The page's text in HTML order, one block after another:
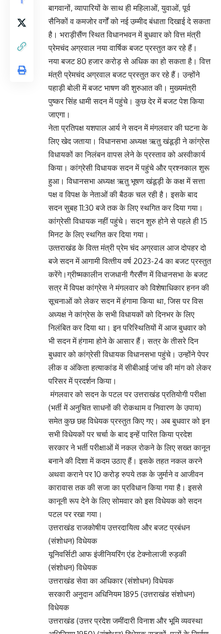
बागवानों, व्यापारियों के साथ ही महिलाओं, युवाओं, पूर्व
सैनिकों व कमजोर वर्गों को नई उम्मीद बंधाता दिखाई दे सकता
है। भराड़ीसैंण स्थित विधानभवन में बुधवार को वित्त मंत्री
प्रेमचंद अग्रवाल नया वार्षिक बजट प्रस्तुत कर रहे हैं।
नया बजट 80 हजार करोड़ से अधिक का हो सकता है। वित्त
मंत्री प्रेमचंद अग्रवाल बजट प्रस्तुत कर रहे हैं। उन्‍होंने
पहाड़ी बोली में बजट भाषण की शुरुआत की। मुख्‍यमंत्री
पुष्‍कर सिंह धामी सदन में पहुंचे। कुछ देर में बजट पेश किया
जाएगा।
नेता प्रतिपक्ष यशपाल आर्य ने सदन में मंगलवार की घटना के
लिए खेद जताया। विधानसभा अध्यक्ष ऋतु खंडूड़ी ने कांग्रेस
विधायकों का निलंबन वापस लेने के प्रस्ताव को अस्वीकार्य
किया। कांग्रेसी विधायक सदन में पहुंचे और प्रश्‍नकाल शुरू
हुआ। विधानसभा अध्यक्ष ऋतु भूषण खंडूड़ी के कक्ष में सत्ता
पक्ष व विपक्ष के नेताओं की बैठक चल रही है। इसके बाद
सदन सुबह 11:30 बजे तक के लिए स्‍थगित कर दिया गया।
कांग्रेसी विधायक नहीं पहुंचे। सदन शुरु होने से पहले ही 15
मिनट के लिए स्थगित कर दिया गया।
उत्‍तराखंड के वित्‍त मंत्री प्रेम चंद अग्रवाल आज दोपहर दो
बजे सदन में आगामी वित्‍तीय वर्ष 2023-24 का बजट प्रस्‍तुत
करेंगे।ग्रीष्मकालीन राजधानी गैरसैंण में विधानसभा के बजट
सत्र में विपक्ष कांग्रेस ने मंगलवार को विशेषाधिकार हनन की
सूचनाओं को लेकर सदन में हंगामा किया था, जिस पर विस
अध्‍यक्ष ने कांग्रेस के सभी विधायकों को दिनभर के लिए
निलंबित कर दिया था। इन परिस्थितियों में आज बुधवार को
भी सदन में हंगामा होने के आसार हैं। सत्र के तीसरे दिन
बुधवार को कांग्रेसी विधायक विधानसभा पहुंचे। उन्‍होंने पेपर
लीक व अंकिता हत्याकांड में सीबीआई जांच की मांग को लेकर
परिसर में प्रदर्शन किया।
मंगलवार को सदन के पटल पर उत्तराखंड प्रतियोगी परीक्षा
(भर्ती में अनुचित साधनों की रोकथाम व निवारण के उपाय)
समेत कुछ छह विधेयक प्रस्तुत किए गए। अब बुधवार को इन
सभी विधेयकों पर चर्चा के बाद इन्हें पारित किया प्रदेश
सरकार ने भर्ती परीक्षाओं में नकल रोकने के लिए सख्त कानून
बनाने की दिशा में कदम उठाए हैं। इसके तहत नकल करने
अथवा कराने पर 10 करोड़ रुपये तक के जुर्माने व आजीवन
कारावास तक की सजा का प्रविधान किया गया है। इससे
कानूनी रूप देने के लिए सोमवार को इस विधेयक को सदन
पटल पर रखा गया।
उत्तराखंड राजकोषीय उत्तरदायित्व और बजट प्रबंधन
(संशोधन) विधेयक
यूनिवर्सिटी आफ इंजीनियरिंग एंड टेक्नाेलाजी रुड़की
(संशोधन) विधेयक
उत्तराखंड सेवा का अधिकार (संशोधन) विधेयक
सरकारी अनुदान अधिनियम 1895 (उत्तराखंड संशोधन)
विधेयक
उत्तराखंड (उत्तर प्रदेश जमींदारी विनाश और भूमि व्यवस्था